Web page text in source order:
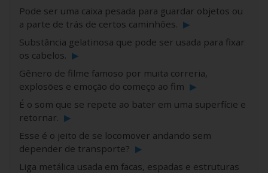
Pode ser uma caixa pesada para guardar objetos ou
a parte de trás de certos caminhões. ▶
Substância gelatinosa que pode ser usada para fixar
os cabelos. ▶
Gênero de filme famoso por muita correria,
explosões e emoção do começo ao fim ▶
É o som que se repete ao bater em uma superfície e
retornar. ▶
Esse é o jeito de se locomover andando sem
depender de transporte? ▶
Liga metálica usada em facas, espadas e estruturas